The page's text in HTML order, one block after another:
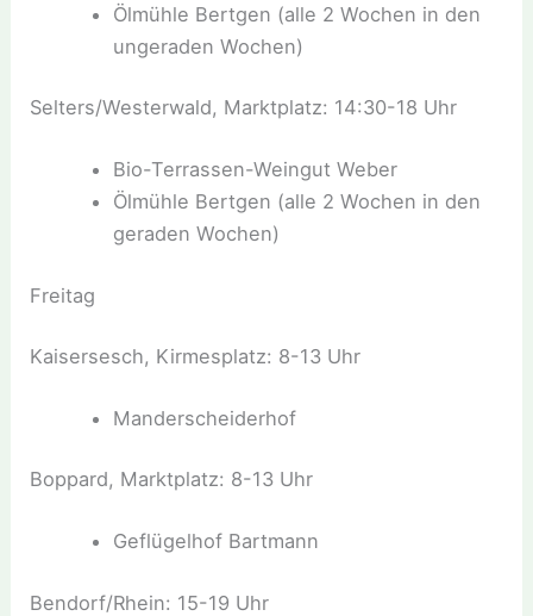
Ölmühle Bertgen (alle 2 Wochen in den
ungeraden Wochen)
Selters/Westerwald, Marktplatz: 14:30-18 Uhr
Bio-Terrassen-Weingut Weber
Ölmühle Bertgen (alle 2 Wochen in den
geraden Wochen)
Freitag
Kaisersesch, Kirmesplatz: 8-13 Uhr
Manderscheiderhof
Boppard, Marktplatz: 8-13 Uhr
Geflügelhof Bartmann
Bendorf/Rhein: 15-19 Uhr